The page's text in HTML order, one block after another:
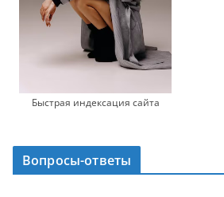
Быстрая индексация сайта
Вопросы-ответы